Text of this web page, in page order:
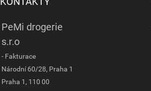
PeMi drogerie
s.r.o
- Fakturace
Národní 60/28, Praha 1
Praha 1, 110 00